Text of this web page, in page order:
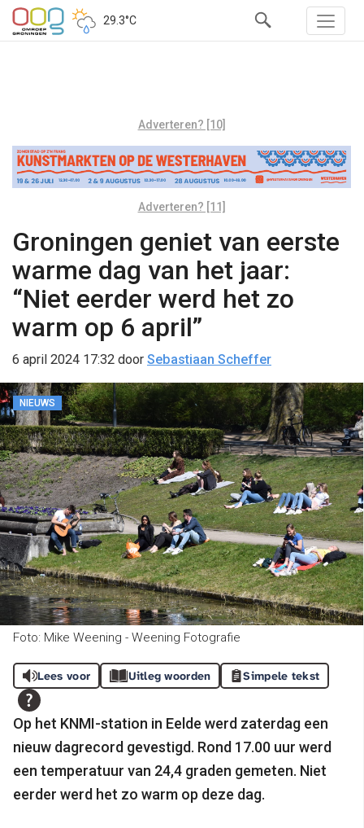
29.3°C
Adverteren? [10]
Adverteren? [11]
Groningen geniet van eerste
warme dag van het jaar:
“Niet eerder werd het zo
warm op 6 april”
6 april 2024 17:32 door Sebastiaan Scheffer
NIEUWS
Foto: Mike Weening - Weening Fotografie
Lees voor Uitleg woorden Simpele tekst
Op het KNMI-station in Eelde werd zaterdag een
nieuw dagrecord gevestigd. Rond 17.00 uur werd
een temperatuur van 24,4 graden gemeten. Niet
eerder werd het zo warm op deze dag.